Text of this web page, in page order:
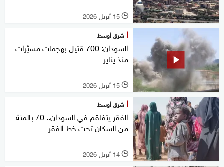
l 15 أبريل 2026
شرق أوسط
السودان: 700 قتيل بهجمات مسيّرات
منذ يناير
l 15 أبريل 2026
شرق أوسط
الفقر يتفاقم في السودان.. 70 بالمئة
من السكان تحت خط الفقر
l 14 أبريل 2026